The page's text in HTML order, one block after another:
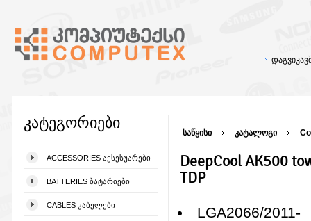
კატეგორიები
ACCESSORIES ᲐᲥᲡᲔᲡᲣᲐᲠᲔᲑᲘ
BATTERIES ᲑᲐᲢᲐᲠᲘᲔᲑᲘ
CABLES ᲙᲐᲑᲔᲚᲔᲑᲘ
საწყისი კატალოგი
DeepCool AK500
TDP
LGA2066/2011-